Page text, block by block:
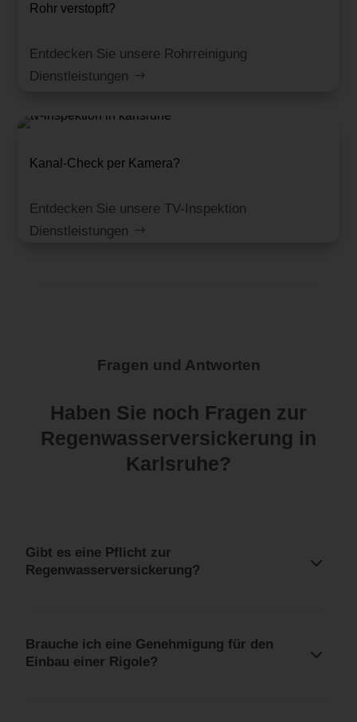
Rohr verstopft?
Entdecken Sie unsere Rohrreinigung
Dienstleistungen
Kanal-Check per Kamera?
Entdecken Sie unsere TV-Inspektion
Dienstleistungen
Fragen und Antworten
Haben Sie noch Fragen zur
Regenwasserversickerung in
Karlsruhe?
Gibt es eine Pflicht zur
Regenwasserversickerung?
Brauche ich eine Genehmigung für den
Einbau einer Rigole?